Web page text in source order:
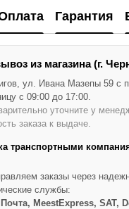
Гарантия
из магазина (г.
ул. Ивана Мазепы 59 с
с 09:00 до 17:00.
уточните у
заказа к выдаче.
транспортными
заказы через
службы:
MeestExpress, SAT,